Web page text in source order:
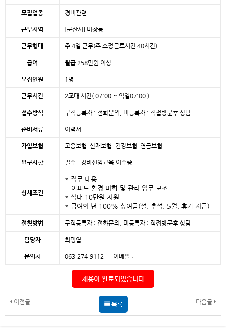
모집업종 경비관련
근무지역 [군산시] 미장동
근무형태 주 4일 근무(주 소정근로시간 40시간)
급여 월급 258만원 이상
모집인원 1명
근무시간 2교대 시간( 07:00 ~ 익일07:00 )
접수방식 구직등록자 : 전화문의, 미등록자 : 직접방문후 상담
준비서류 이력서
가입보험 고용보험 산재보험 건강보험 연금보험
요구사항 필수 - 경비신임교육 이수증
상세조건
* 직무 내용
- 아파트 환경 미화 및 관리 업무 보조
* 식대 10만원 지원
* 급여의 년 100% 상여금(설, 추석, 5월, 휴가 지급)
전형방법 구직등록자 : 전화문의, 미등록자 : 직접방문후 상담
담당자 최명엽
문의처 063-274-9112 이메일 :
채용이 완료되었습니다
이전글 다음글
목록